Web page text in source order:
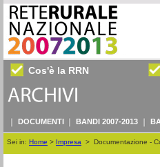
Cos'è la RRN
DOCUMENTI BANDI 2007-2013
Sei in: Home > Impresa > Documentazione -